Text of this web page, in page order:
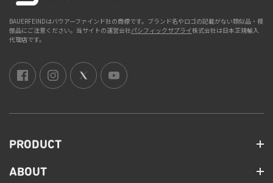
BAUERFEINDはバウアーファインド社の商標です。ブランド名やロゴの記載がない類似品・模
倣品にご注意ください。当サイトの運営会社パシフィックサプライ株式会社は日本正規輸入
代理店です。
PRODUCT
ABOUT